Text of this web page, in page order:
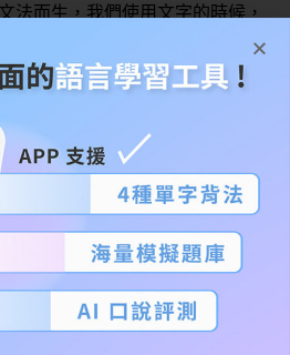
法而生 ，我們使用文字的時候，
們在使用語言之後歸納整理出來
him a book. 這個句子，應該去
是去問「為什麼有兩個受詞？」
意反而不完整，不是嗎？在這邊